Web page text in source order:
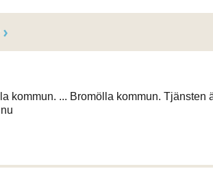
kommun. ... Bromölla kommun. Tjänsten